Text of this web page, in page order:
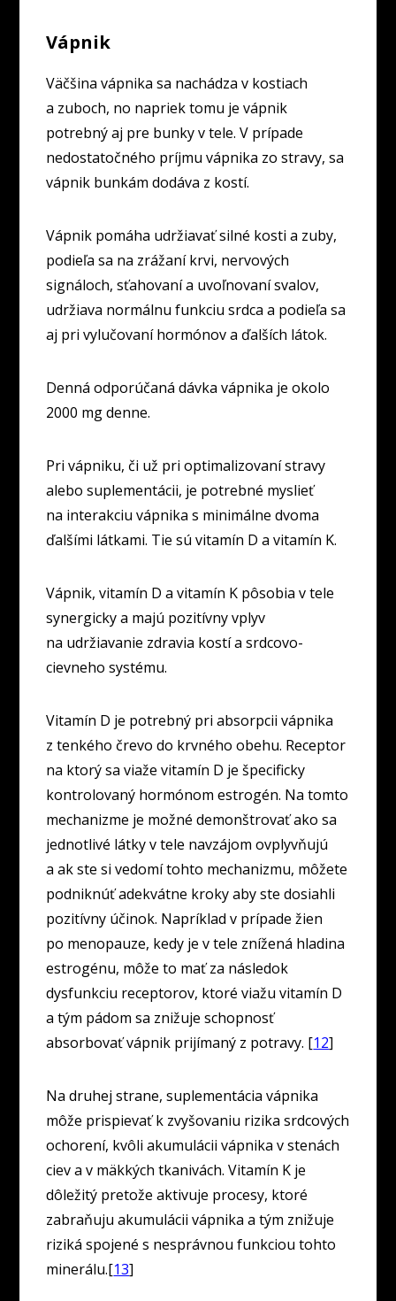
Vápnik
Väčšina vápnika sa nachádza v kostiach
a zuboch, no napriek tomu je vápnik
potrebný aj pre bunky v tele. V prípade
nedostatočného príjmu vápnika zo stravy, sa
vápnik bunkám dodáva z kostí.
Vápnik pomáha udržiavať silné kosti a zuby,
podieľa sa na zrážaní krvi, nervových
signáloch, sťahovaní a uvoľnovaní svalov,
udržiava normálnu funkciu srdca a podieľa sa
aj pri vylučovaní hormónov a ďalších látok.
Denná odporúčaná dávka vápnika je okolo
2000 mg denne.
Pri vápniku, či už pri optimalizovaní stravy
alebo suplementácii, je potrebné myslieť
na interakciu vápnika s minimálne dvoma
ďalšími látkami. Tie sú vitamín D a vitamín K.
Vápnik, vitamín D a vitamín K pôsobia v tele
synergicky a majú pozitívny vplyv
na udržiavanie zdravia kostí a srdcovo-
cievneho systému.
Vitamín D je potrebný pri absorpcii vápnika
z tenkého črevo do krvného obehu. Receptor
na ktorý sa viaže vitamín D je špecificky
kontrolovaný hormónom estrogén. Na tomto
mechanizme je možné demonštrovať ako sa
jednotlivé látky v tele navzájom ovplyvňujú
a ak ste si vedomí tohto mechanizmu, môžete
podniknúť adekvátne kroky aby ste dosiahli
pozitívny účinok. Napríklad v prípade žien
po menopauze, kedy je v tele znížená hladina
estrogénu, môže to mať za následok
dysfunkciu receptorov, ktoré viažu vitamín D
a tým pádom sa znižuje schopnosť
absorbovať vápnik prijímaný z potravy. [12]
Na druhej strane, suplementácia vápnika
môže prispievať k zvyšovaniu rizika srdcových
ochorení, kvôli akumulácii vápnika v stenách
ciev a v mäkkých tkanivách. Vitamín K je
dôležitý pretože aktivuje procesy, ktoré
zabraňuju akumulácii vápnika a tým znižuje
riziká spojené s nesprávnou funkciou tohto
minerálu.[13]